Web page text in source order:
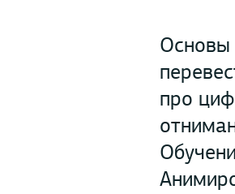
Основы
про